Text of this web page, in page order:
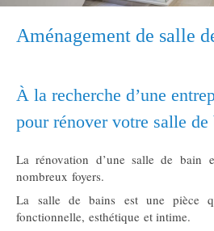
Aménagement de salle
À la recherche d’une
pour rénover votre salle de
La rénovation d’une salle de bain
nombreux foyers.
La salle de bains est une pièce
fonctionnelle, esthétique et intime.